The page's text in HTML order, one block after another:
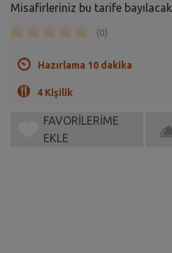
Misafirleriniz bu tarife bayılacak.
(0)
Hazırlama 10 dakika
4 Kişilik
FAVORİLERİME
EKLE